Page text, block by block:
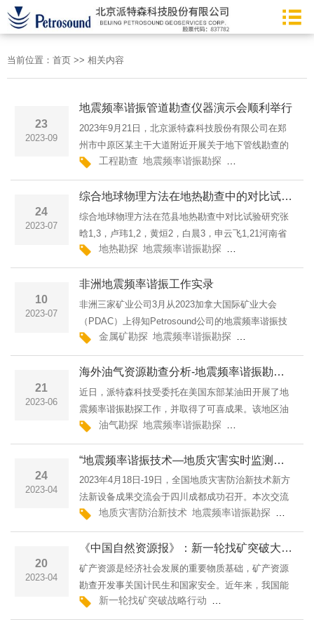
当前位置： 首页 >> 相关内容
23
2023-09
地震频率谐振管道勘查仪器演示会顺利举行
2023年9月21日，北京派特森科技股份有限公司在郑
州市中原区某主干大道附近开展关于地下管线勘查的
地震频率（FRT-IMG-III型）设备仪器演示会。试验场
地 本次仪器演示会邀请了包括郑州水务集团、河南省
有色一队、有色四···
工程勘查 地震频率谐振勘探
24
2023-07
综合地球物理方法在地热勘查中的对比试验研究
综合地球物理方法在范县地热勘查中对比试验研究张
晗1,3，卢玮1,2，黄烜2，白晨3，申云飞1,21河南省
深部探矿工程技术研究中心2河南省地矿局第二地质环
境调查院3河南省煤炭地质勘察研究总院作者简介：张
晗，高级工程师···
地热勘探 地震频率谐振勘探
10
2023-07
非洲地震频率谐振工作实录
非洲三家矿业公司3月从2023加拿大国际矿业大会
（PDAC）上得知Petrosound公司的地震频率谐振技
术，能够有效寻找VMS铜锌（金）矿床，于近期在其
矿山开展了地震频率谐振勘查工作。非洲地震频率谐
振工作中 VMS铜锌（金）···
金属矿勘探 地震频率谐振勘探 全新地球物理勘
21
2023-06
海外油气资源勘查分析-地震频率谐振勘探技术新应用
近日，派特森科技受委托在美国东部某油田开展了地
震频率谐振勘探工作，并取得了可喜成果。该地区油
气储层主要为裂缝型灰岩储层，其中布设的一条地震
频率谐振剖面经过三口石油生产井（W1、W2、W3
井），W1井长期产油，···
油气勘探 地震频率谐振勘探
24
2023-04
“地震频率谐振技术—地质灾害实时监测预警系统”亮相全国地灾防治新技术新方法新设备成果交流会
2023年4月18日-19日，全国地质灾害防治新技术新方
法新设备成果交流会于四川成都成功召开。本次交流
以地质灾害防治新技术、新方法、新成果交流为主
题，吸引了来自全国地灾防治领域的专业人士前来参
加，派特森科技携地···
地质灾害防治新技术 地震频率谐振勘探
20
2023-04
《中国自然资源报》：新一轮找矿突破大讨论 | 坚持绿色勘查 加强科技攻关
矿产资源是经济社会发展的重要物质基础，矿产资源
勘查开发事关国计民生和国家安全。近年来，我国能
源资源供需环境和安全环境发生了重大变化，保障国
家能源资源安全的重要性越发凸显。今年的全国自然
新一轮找矿突破战略行动 地震频率谐振勘探